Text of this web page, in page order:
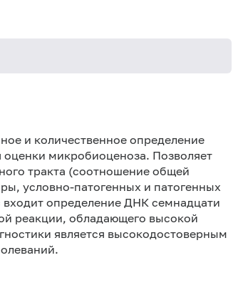
и количественное определение
микробиоценоза. Позволяет
тракта (соотношение общей
условно-патогенных и патогенных
определение ДНК семнадцати
реакции, обладающего высокой
является высокодостоверным